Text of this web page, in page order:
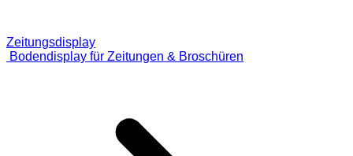
Zeitungsdisplay
Bodendisplay für Zeitungen & Broschüren